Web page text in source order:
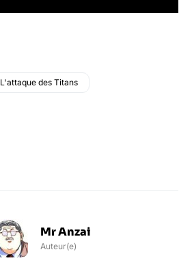
L'attaque des Titans
Mr Anzai
Auteur(e)